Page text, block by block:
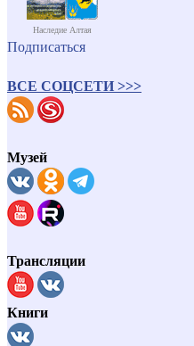
Наследие Алтая
Подписаться
ВСЕ СОЦСЕТИ >>>
Музей
Трансляции
Книги